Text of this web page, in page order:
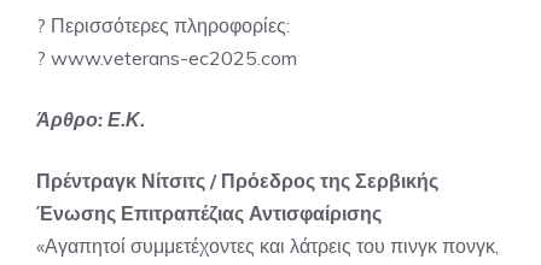
? Περισσότερες πληροφορίες:
? www.veterans-ec2025.com
Άρθρο: Ε.Κ.
Πρέντραγκ Νίτσιτς / Πρόεδρος της Σερβικής
Ένωσης Επιτραπέζιας Αντισφαίρισης
«Αγαπητοί συμμετέχοντες και λάτρεις του πινγκ πονγκ,